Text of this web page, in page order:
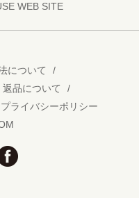
WEB SITE
について
/
返品について
/
プライバシーポリシー